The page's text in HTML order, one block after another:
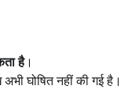
है।
घोषित नहीं की गई है।